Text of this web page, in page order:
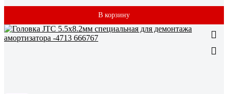
В корзину